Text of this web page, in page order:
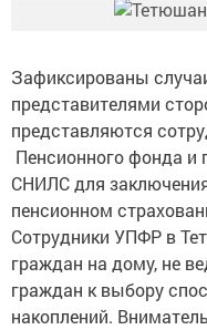
Зафиксированы
представителями
представляются
Пенсионного фонда и
СНИЛС для
пенсионном
Сотрудники УПФР в
граждан на дому, не
граждан к выбору
накоплений.